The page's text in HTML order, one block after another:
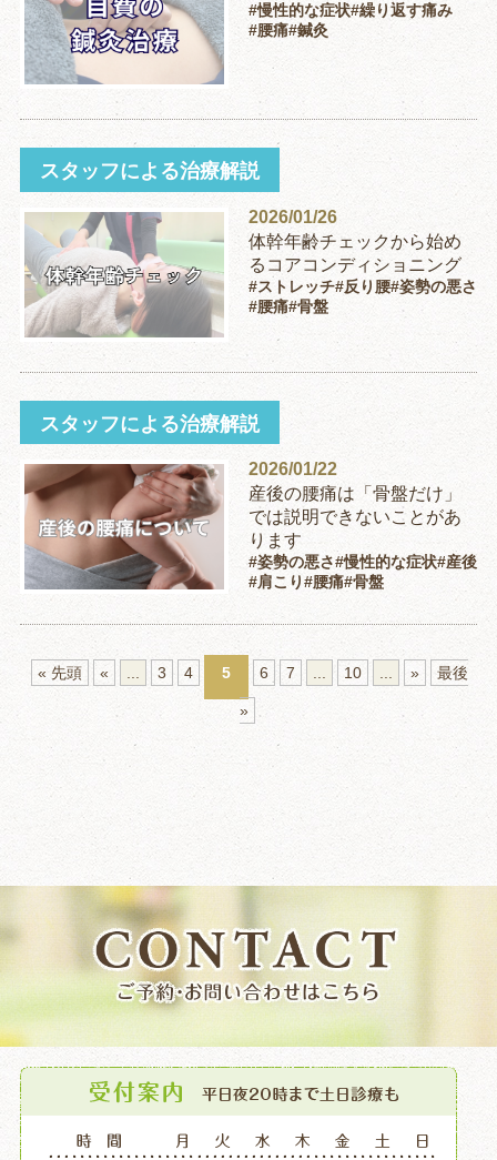
#慢性的な症状#繰り返す痛み
#腰痛#鍼灸
スタッフによる治療解説
2026/01/26
体幹年齢チェックから始め
るコアコンディショニング
#ストレッチ#反り腰#姿勢の悪さ
#腰痛#骨盤
スタッフによる治療解説
2026/01/22
産後の腰痛は「骨盤だけ」
では説明できないことがあ
ります
#姿勢の悪さ#慢性的な症状#産後
#肩こり#腰痛#骨盤
« 先頭 « ... 3 4 5 6 7 ... 10 ... » 最後
»